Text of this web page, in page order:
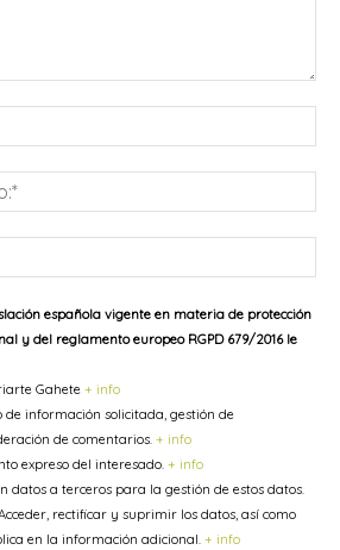
española vigente en materia de protección
y del reglamento europeo RGPD 679/2016 le
Gahete + info
de información solicitada, gestión de
de comentarios. + info
expreso del interesado. + info
datos a terceros para la gestión de estos datos.
rectificar y suprimir los datos, así como
en la información adicional. + info